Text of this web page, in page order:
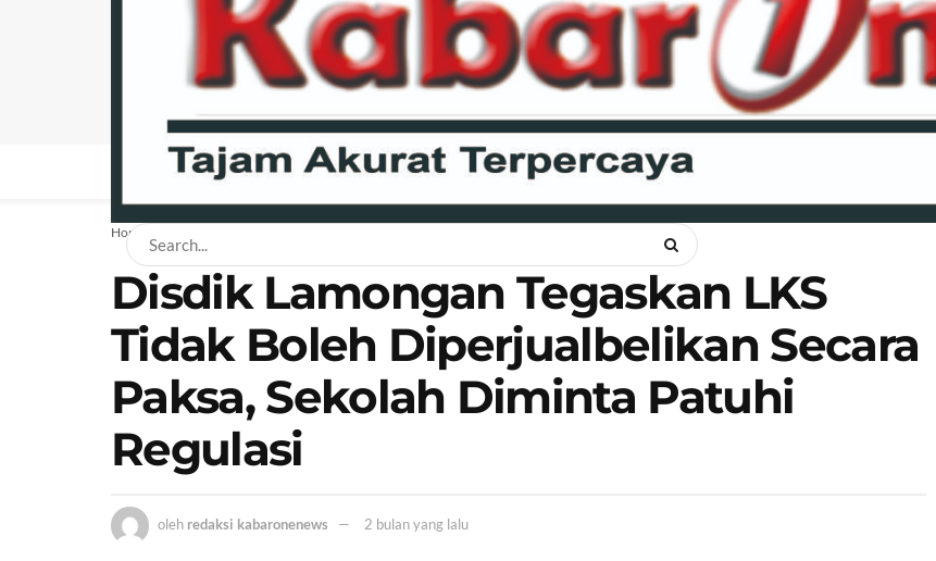
BERANDA NEWS BISNIS EKONOMI HANKAM OPINI HUKUM
Home
Disdik Lamongan Tegaskan LKS
Tidak Boleh Diperjualbelikan Secara
Paksa, Sekolah Diminta Patuhi
Regulasi
oleh redaksi kabaronenews 2 bulan yang lalu